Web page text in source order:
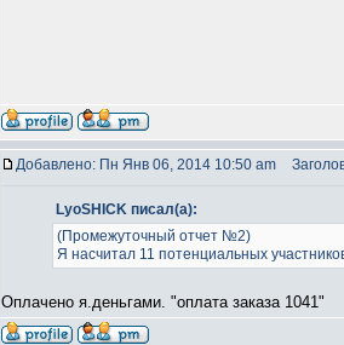
Добавлено: Пн Янв 06, 2014 10:50 am
LyoSHICK писал(а):
(Промежуточный отчет №2)
Я насчитал 11 потенциальных
Оплачено я.деньгами. "оплата заказа 1041"